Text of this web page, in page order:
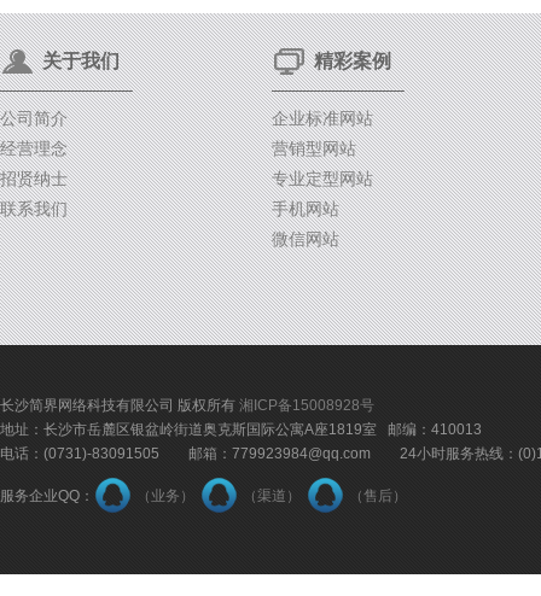
关于我们
公司简介
经营理念
招贤纳士
联系我们
精彩案例
企业标准网站
营销型网站
专业定型网站
手机网站
微信网站
长沙简界网络科技有限公司 版权所有 湘ICP备15008928号
地址：长沙市岳麓区银盆岭街道奥克斯国际公寓A座1819室 邮编：410013
电话：(0731)-83091505 邮箱：779923984@qq.com 24小时服务热线：
服务企业QQ： （业务） （渠道） （售后）